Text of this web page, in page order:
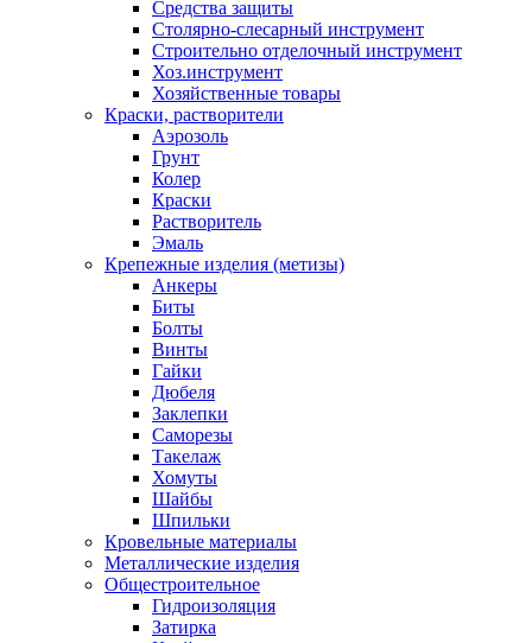
Средства защиты
Столярно-слесарный инструмент
Строительно отделочный инструмент
Хоз.инструмент
Хозяйственные товары
Краски, растворители
Аэрозоль
Грунт
Колер
Краски
Растворитель
Эмаль
Крепежные изделия (метизы)
Анкеры
Биты
Болты
Винты
Гайки
Дюбеля
Заклепки
Саморезы
Такелаж
Хомуты
Шайбы
Шпильки
Кровельные материалы
Металлические изделия
Общестроительное
Гидроизоляция
Затирка